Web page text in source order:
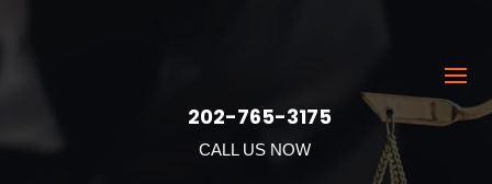
202-765-3175
CALL US NOW